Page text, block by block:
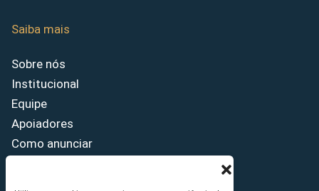
Saiba mais
Sobre nós
Institucional
Equipe
Apoiadores
Como anunciar